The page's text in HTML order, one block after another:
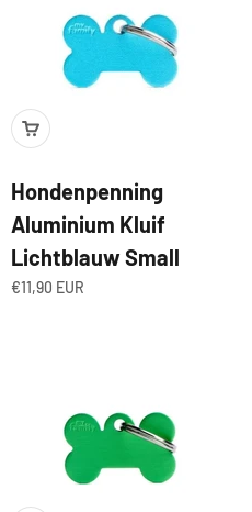
Hondenpenning
Aluminium Kluif
Lichtblauw Small
Aanbiedingsprijs
€11,90 EUR